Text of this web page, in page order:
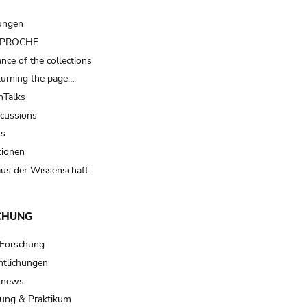
of the collections
the page…
der Wissenschaft
& Praktikum